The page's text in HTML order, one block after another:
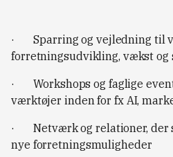
· Sparring og vejledning til
forretningsudvikling, vækst og
· Workshops og faglige
værktøjer inden for fx AI,
· Netværk og relationer, der
nye forretningsmuligheder